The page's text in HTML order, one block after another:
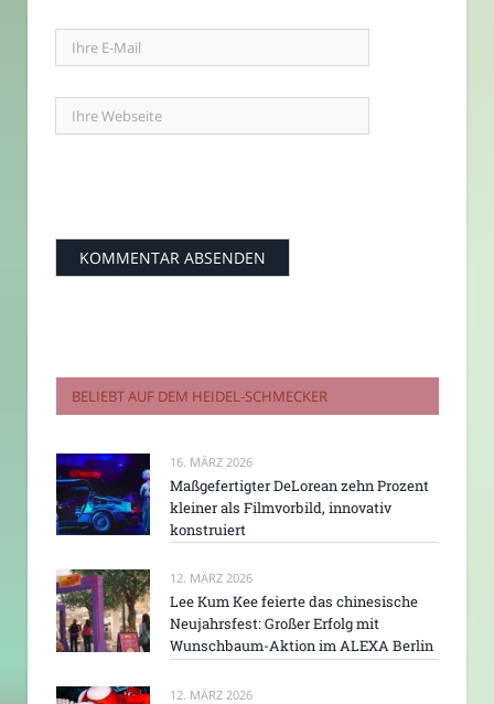
BELIEBT AUF DEM HEIDEL-SCHMECKER
16. MÄRZ 2026
Maßgefertigter DeLorean zehn Prozent
kleiner als Filmvorbild, innovativ
konstruiert
12. MÄRZ 2026
Lee Kum Kee feierte das chinesische
Neujahrsfest: Großer Erfolg mit
Wunschbaum-Aktion im ALEXA Berlin
12. MÄRZ 2026